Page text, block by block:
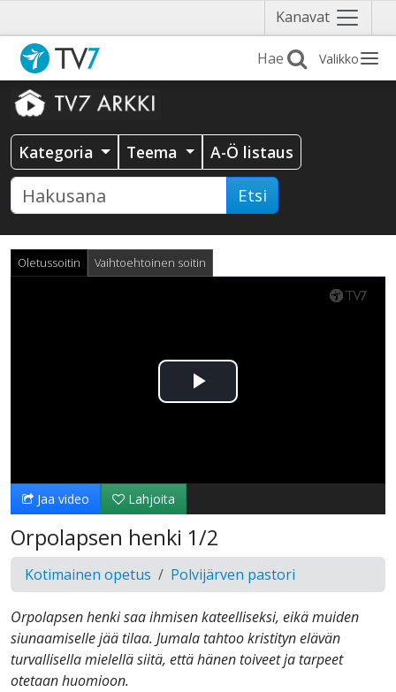
Kanavat Näytä
valikko
Valikko
Kategoria Teema A-Ö listaus
Etsi
Oletussoitin Vaihtoehtoinen soitin
Toista
Jaa video Lahjoita
Orpolapsen henki 1/2
Kotimainen opetus Polvijärven pastori
Orpolapsen henki saa ihmisen kateelliseksi, eikä muiden
siunaamiselle jää tilaa. Jumala tahtoo kristityn elävän
turvallisella mielellä siitä, että hänen toiveet ja tarpeet
otetaan huomioon.